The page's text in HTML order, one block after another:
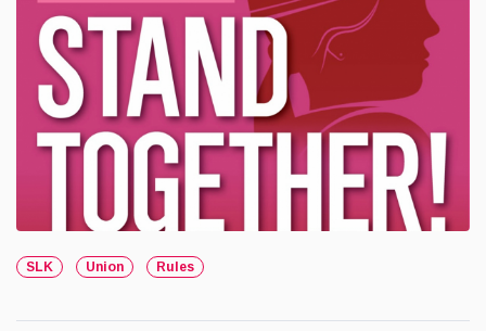
SLK Union Rules